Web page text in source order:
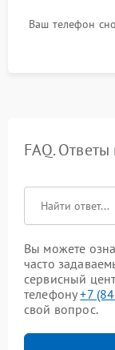
Ваш телефон
FAQ.
Вы можете
часто
сервисный
телефону+7
свой вопрос.